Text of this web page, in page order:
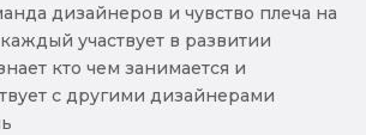
дизайнеров и чувство плеча на
участвует в развитии
кто чем занимается и
с другими дизайнерами